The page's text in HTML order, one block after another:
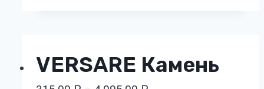
VERSARE Камень